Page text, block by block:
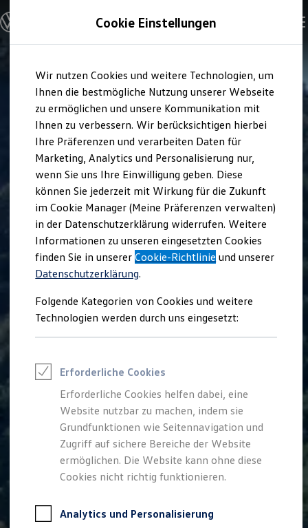
Hauptinhalt
springen
Footer
springen
Modelle und Konfigurator
Konfigurator
Modelle vergleichen
Elektroautos
ENERGY Sondermodelle
Nutzfahrzeuge
SUV und CUV
Familienautos
Kombis
Kompaktwagen
Sportwagen
Schnell verfügbare Fahrzeuge
Angebote und Produkte
Aktuelle Angebote
E-Auto-Förderung
Volkswagen Marktplatz
Die ENERGY Sondermodelle
Junge Gebrauchtwagen und Gebrauchtwagen
Volkswagen Zertifizierte Gebrauchtwagen
Elektromobilität bei Gebrauchtwagen
Saisonangebote
Reifenpakete
Leasing
Leasing-Angebote
Elektroauto Leasing
Kleinwagen-Leasing
Leasing ohne Anzahlung
Finanzierung
Autokredit mit Schlussrate
Versicherungen und Garantien
Kfz-Versicherung
Restschuldversicherungen
Garantien
Professional Class bei Volkswagen
Cookie Einstellungen
Wir nutzen Cookies und weitere Technologien, um
Ihnen die bestmögliche Nutzung unserer Webseite
zu ermöglichen und unsere Kommunikation mit
Ihnen zu verbessern. Wir berücksichtigen hierbei
Ihre Präferenzen und verarbeiten Daten für
Marketing, Analytics und Personalisierung nur,
wenn Sie uns Ihre Einwilligung geben. Diese
können Sie jederzeit mit Wirkung für die Zukunft
im Cookie Manager (Meine Präferenzen verwalten)
in der Datenschutzerklärung widerrufen. Weitere
Informationen zu unseren eingesetzten Cookies
finden Sie in unsererCookie-Richtlinie und unserer
Datenschutzerklärung.
Folgende Kategorien von Cookies und weitere
Technologien werden durch uns eingesetzt:
Erforderliche Cookies
Erforderliche Cookies helfen dabei, eine
Website nutzbar zu machen, indem sie
Grundfunktionen wie Seitennavigation und
Zugriff auf sichere Bereiche der Website
ermöglichen. Die Website kann ohne diese
Cookies nicht richtig funktionieren.
Analytics und Personalisierung